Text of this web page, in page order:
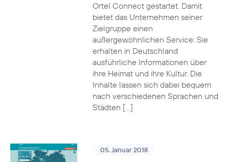
Ortel Connect gestartet. Damit
bietet das Unternehmen seiner
Zielgruppe einen
außergewöhnlichen Service: Sie
erhalten in Deutschland
ausführliche Informationen über
ihre Heimat und ihre Kultur. Die
Inhalte lassen sich dabei bequem
nach verschiedenen Sprachen und
Städten […]
05. Januar 2018